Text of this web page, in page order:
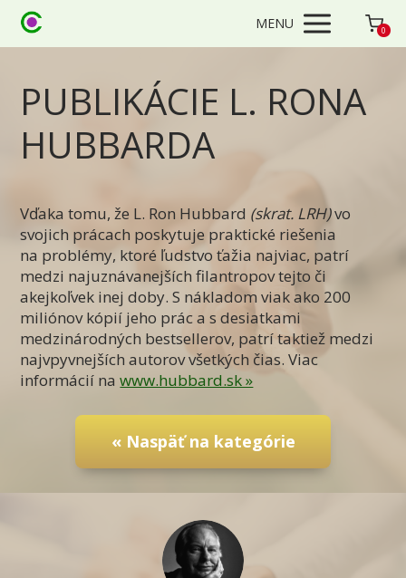
MENU 0
PUBLIKÁCIE L. RONA
HUBBARDA
Vďaka tomu, že L. Ron Hubbard (skrat. LRH)vo
svojich prácach poskytuje praktické riešenia
na problémy, ktoré ľudstvo ťažia najviac, patrí
medzi najuznávanejších filantropov tejto či
akejkoľvek inej doby. S nákladom viak ako 200
miliónov kópií jeho prác a s desiatkami
medzinárodných bestsellerov, patrí taktiež medzi
najvpyvnejších autorov všetkých čias. Viac
informácií nawww.hubbard.sk »
« Naspäť na kategórie